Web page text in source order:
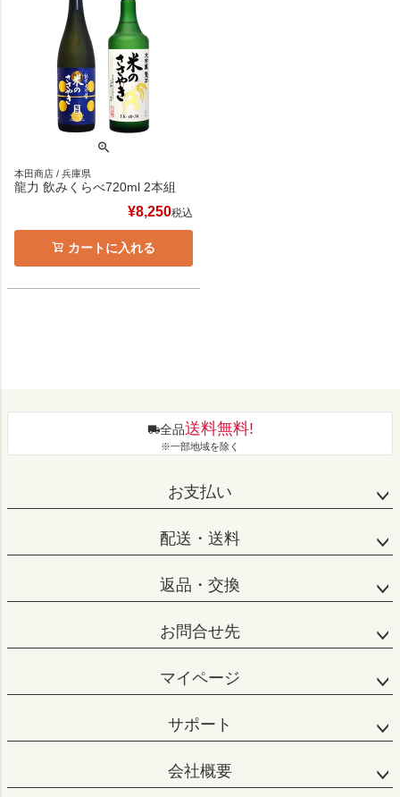
本田商店 / 兵庫県
龍力 飲みくらべ720ml 2本組
¥8,250税込
カートに入れる
全品送料無料!
※一部地域を除く
お支払い
配送・送料
返品・交換
お問合せ先
マイページ
サポート
会社概要